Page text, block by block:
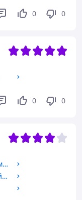
0 0
0 0
Цукерки грильяжні Bifesti зі смаком малини 1 кг Лукас
Ой у лузі Червона калина сувенірний набір цукерки 0,5 кг Марія